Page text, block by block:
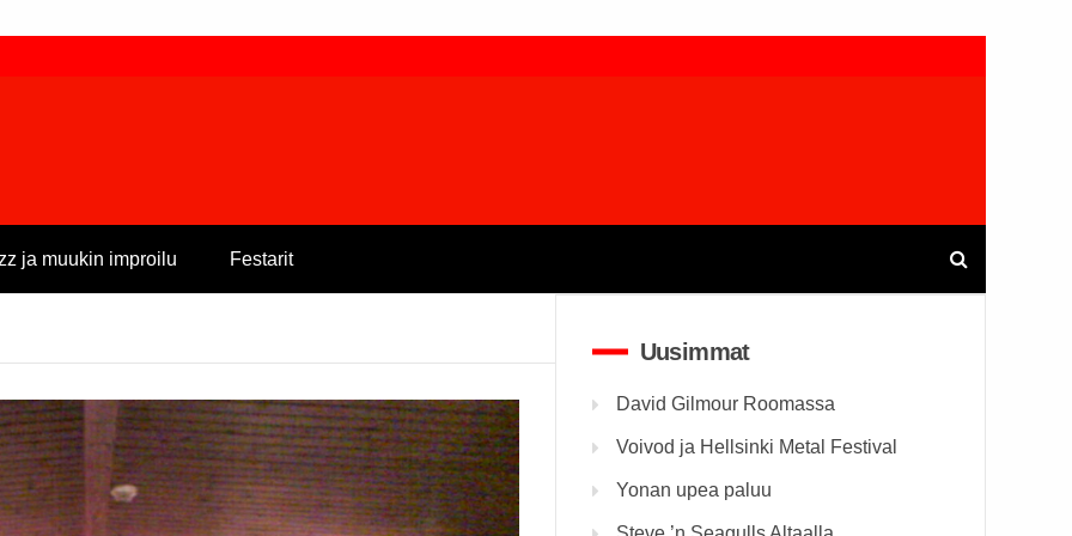
ja muukin improilu Festarit
Uusimmat
David Gilmour Roomassa
Voivod ja Hellsinki Metal Festival
Yonan upea paluu